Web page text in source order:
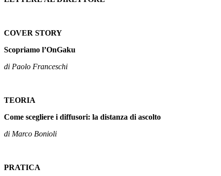
COVER STORY
Scopriamo l’OnGaku
di Paolo Franceschi
TEORIA
Come scegliere i diffusori: la distanza di ascolto
di Marco Bonioli
PRATICA